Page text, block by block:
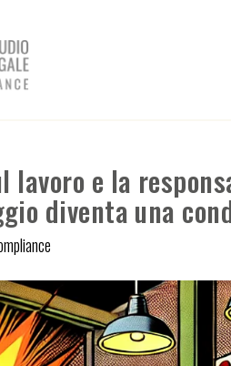
lavoro e la
diventa una